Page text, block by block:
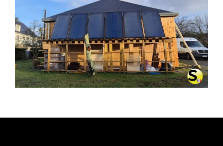
CHAUFFAGE SOLAIRE SOLISART À
PLESSÉ